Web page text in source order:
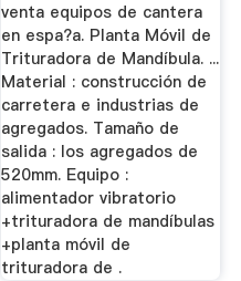
venta equipos de cantera
en espa?a. Planta Móvil de
Trituradora de Mandíbula. ...
Material : construcción de
carretera e industrias de
agregados. Tamaño de
salida : los agregados de
520mm. Equipo :
alimentador vibratorio
+trituradora de mandíbulas
+planta móvil de
trituradora de .